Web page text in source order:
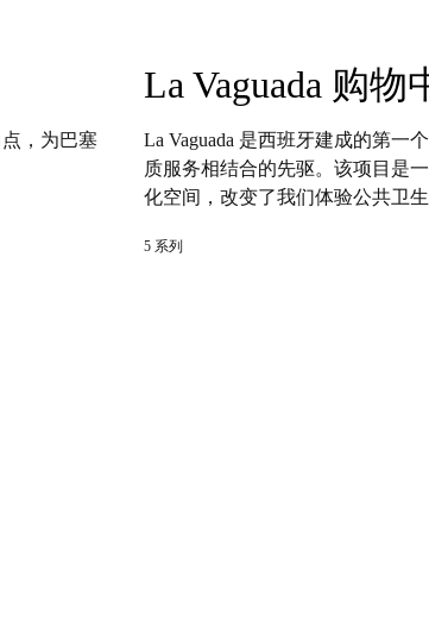
，为巴塞
La Vaguada 购物
La Vaguada 是西班牙建成的第一
质服务相结合的先驱。该项目是
化空间，改变了我们体验公共卫生
5 系列